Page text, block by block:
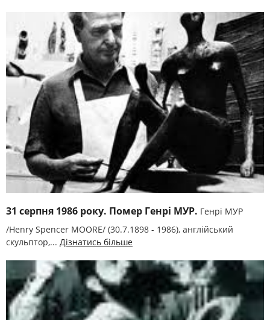
31 серпня 1986 року. Помер Генрі МУР. Генрі МУР
/Henry Spencer MOORE/ (30.7.1898 - 1986), англійський
скульптор,... Дізнатись більше